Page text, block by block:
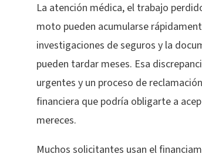
La atención médica, el trabajo
moto pueden acumularse
investigaciones de seguros y la
pueden tardar meses. Esa
urgentes y un proceso de
financiera que podría obligarte a
mereces.
Muchos solicitantes usan el